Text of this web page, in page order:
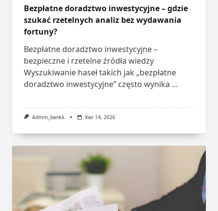
Bezpłatne doradztwo inwestycyjne – gdzie
szukać rzetelnych analiz bez wydawania
fortuny?
Bezpłatne doradztwo inwestycyjne –
bezpieczne i rzetelne źródła wiedzy
Wyszukiwanie haseł takich jak „bezpłatne
doradztwo inwestycyjne” często wynika ...
Admin_bankk Kwi 14, 2026